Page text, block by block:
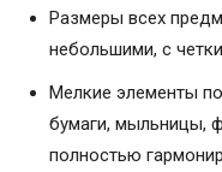
Размеры всех
небольшими, с
Мелкие элементы
бумаги, мыльницы,
полностью